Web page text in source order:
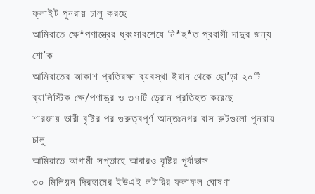
ফ্লাইট পুনরায় চালু করছে
আমিরাতে ক্ষে*পণাস্ত্রের ধ্বংসাবশেষে নি*হ*ত প্রবাসী দাদুর জন্য
শো’ক
আমিরাতের আকাশ প্রতিরক্ষা ব্যবস্থা ইরান থেকে ছো’ড়া ২০টি
ব্যালিস্টিক ক্ষে/পণাস্ত্র ও ৩৭টি ড্রোন প্রতিহত করেছে
শারজায় ভারী বৃষ্টির পর গুরুত্বপূর্ণ আন্তঃনগর বাস রুটগুলো পুনরায়
চালু
আমিরাতে আগামী সপ্তাহে আবারও বৃষ্টির পূর্বাভাস
৩০ মিলিয়ন দিরহামের ইউএই লটারির ফলাফল ঘোষণা